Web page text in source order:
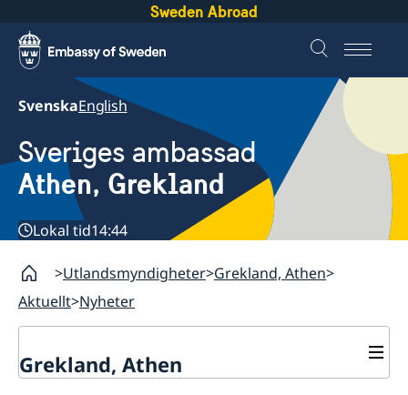
Sweden Abroad
SvenskaEnglish
Sveriges ambassad
Athen, Grekland
Lokal tid14:44
Utlandsmyndigheter Grekland, Athen
Aktuellt Nyheter
Grekland, Athen